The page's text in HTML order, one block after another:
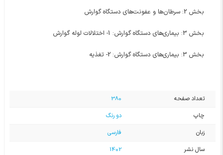
بخش 2: سرطان‌ها و عفونت‌های دستگاه گوارش
بخش 3: بیماری‌های دستگاه گوارش: 1- اختلالات لوله گوارش
بخش 3: بیماری‌های دستگاه گوارش: 2- تغذیه
تعداد صفحه
380
چاپ
دو رنگ
زبان
فارسی
سال نشر
1402